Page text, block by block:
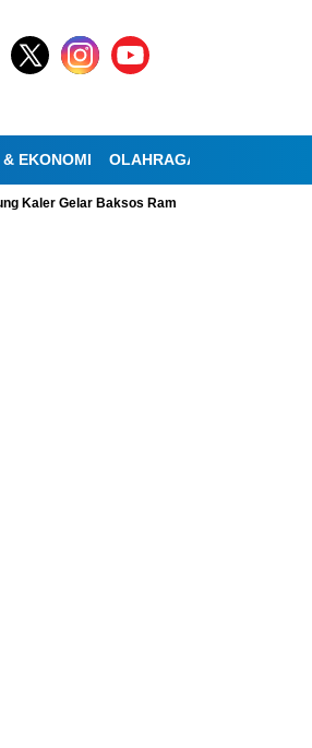
& EKONOMI OLAHRAGA
Gelar Baksos Ramadan, Bantu Lansia